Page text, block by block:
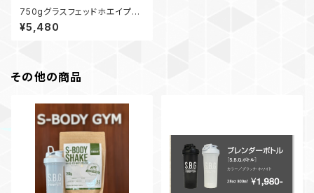
750gグラスフェッドホエイプロ
テイン【S-BODY SHAKE】有機
抹茶
¥5,480
その他の商品